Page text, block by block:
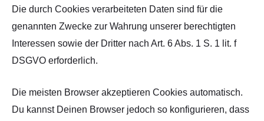
Die durch Cookies verarbeiteten Daten sind für die
genannten Zwecke zur Wahrung unserer berechtigten
Interessen sowie der Dritter nach Art. 6 Abs. 1 S. 1 lit. f
DSGVO erforderlich.
Die meisten Browser akzeptieren Cookies automatisch.
Du kannst Deinen Browser jedoch so konfigurieren, dass